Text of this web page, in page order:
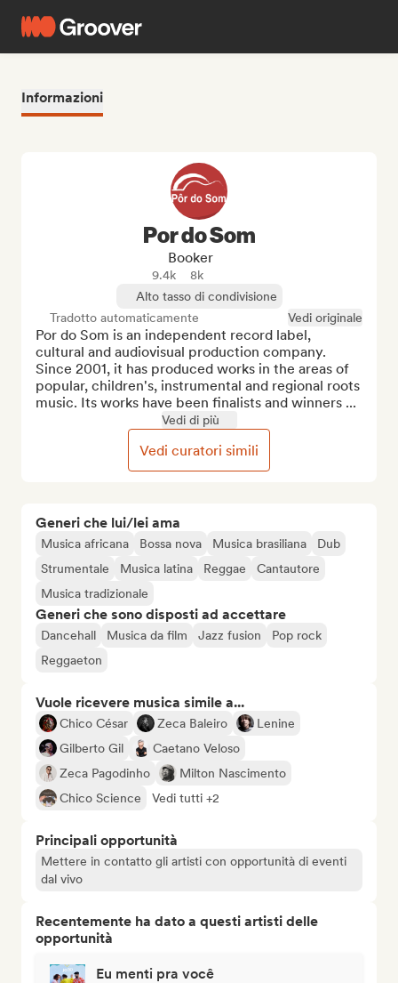
Informazioni
Generi che lui/lei ama
Musica africana Bossa nova Musica brasiliana
Dub
Strumentale
Musica latina Reggae
Cantautore
Musica tradizionale
Generi che sono disposti ad accettare
Dancehall Musica da film Jazz fusion
Pop rock
Reggaeton
Vuole ricevere musica simile a...
Chico César Zeca Baleiro
Lenine
Gilberto Gil
Caetano Veloso
Zeca Pagodinho
Milton Nascimento
Chico Science
Vedi tutti +2
Principali opportunità
Mettere in contatto gli artisti con opportunità di eventi
dal vivo
Recentemente ha dato a questi artisti delle
opportunità
Eu menti pra você
Por do Som
Booker
9.4k
8k
Alto tasso di condivisione
Tradotto automaticamente
Vedi originale
Por do Som is an independent record label,
cultural and audiovisual production company.
Since 2001, it has produced works in the areas of
popular, children's, instrumental and regional roots
music. Its works have been finalists and winners ...
Vedi di più
Vedi curatori simili